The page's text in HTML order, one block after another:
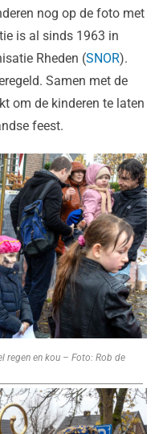
nog op de foto met
is al sinds 1963 in
Rheden (SNOR).
Samen met de
om de kinderen te laten
feest.
regen en kou – Foto: Rob de